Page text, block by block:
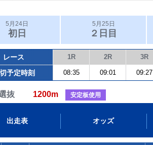
5月24日
初日
5月25日
２日目
レース 1R 2R 3R
予定時刻 08:35 09:01 09:27
選抜 1200m 安定板使用
出走表 オッズ